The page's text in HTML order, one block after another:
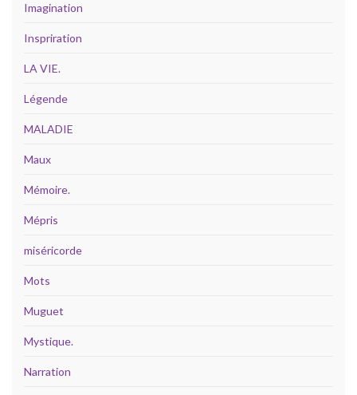
Imagination
Inspriration
LA VIE.
Légende
MALADIE
Maux
Mémoire.
Mépris
miséricorde
Mots
Muguet
Mystique.
Narration